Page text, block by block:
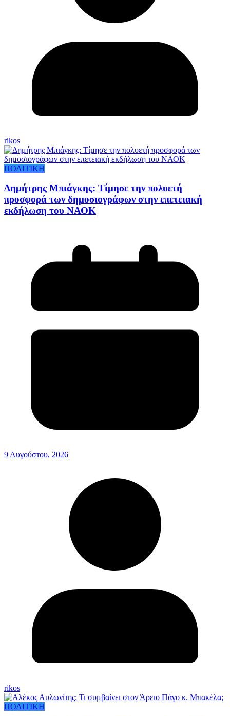
rikos
ΠΟΛΙΤΙΚΗ
Δημήτρης Μπιάγκης: Τίμησε την πολυετή
προσφορά των δημοσιογράφων στην επετειακή
εκδήλωση του ΝΑΟΚ
9 Αυγούστου, 2026
rikos
ΠΟΛΙΤΙΚΗ